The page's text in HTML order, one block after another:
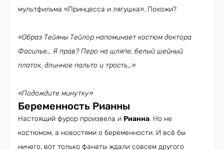
мультфильма «Принцесса и лягушка». Похожи?
«Образ Тейяны Тейлор напоминает костюм доктора
Фасилье… Я прав? Перо на шляпе, белый шейный
платок, длинное пальто и трость…»
«Подождите минутку»
Беременность Рианны
Настоящий фурор произвела и Рианна. Но не
костюмом, а новостями о беременности. И всё бы
ничего, вот только фанаты ждали совсем другого